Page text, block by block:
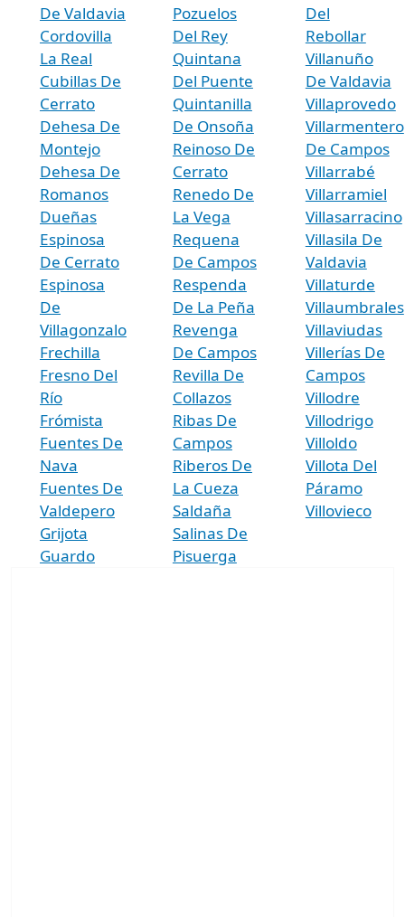
De Valdavia
Cordovilla
La Real
Cubillas De
Cerrato
Dehesa De
Montejo
Dehesa De
Romanos
Dueñas
Espinosa
De Cerrato
Espinosa
De
Villagonzalo
Frechilla
Fresno Del
Río
Frómista
Fuentes De
Nava
Fuentes De
Valdepero
Grijota
Guardo
Pozuelos
Del Rey
Quintana
Del Puente
Quintanilla
De Onsoña
Reinoso De
Cerrato
Renedo De
La Vega
Requena
De Campos
Respenda
De La Peña
Revenga
De Campos
Revilla De
Collazos
Ribas De
Campos
Riberos De
La Cueza
Saldaña
Salinas De
Pisuerga
Del
Rebollar
Villanuño
De Valdavia
Villaprovedo
Villarmentero
De Campos
Villarrabé
Villarramiel
Villasarracino
Villasila De
Valdavia
Villaturde
Villaumbrales
Villaviudas
Villerías De
Campos
Villodre
Villodrigo
Villoldo
Villota Del
Páramo
Villovieco